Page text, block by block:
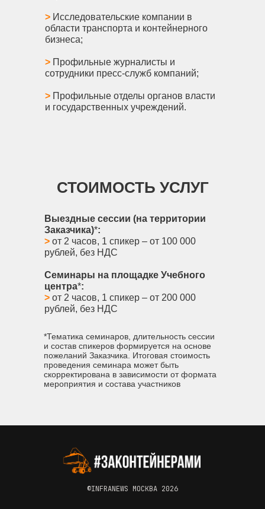
> Исследовательские компании в
области транспорта и контейнерного
бизнеса;
> Профильные журналисты и
сотрудники пресс-служб компаний;
> Профильные отделы органов власти
и государственных учреждений.
СТОИМОСТЬ УСЛУГ
Выездные сессии (на территории
Заказчика)*:
> от 2 часов, 1 спикер – от 100 000
рублей, без НДС
Семинары на площадке Учебного
центра*:
> от 2 часов, 1 спикер – от 200 000
рублей, без НДС
*Тематика семинаров, длительность сессии
и состав спикеров формируется на основе
пожеланий Заказчика. Итоговая стоимость
проведения семинара может быть
скорректирована в зависимости от формата
мероприятия и состава участников
©INFRANEWS МОСКВА 2026